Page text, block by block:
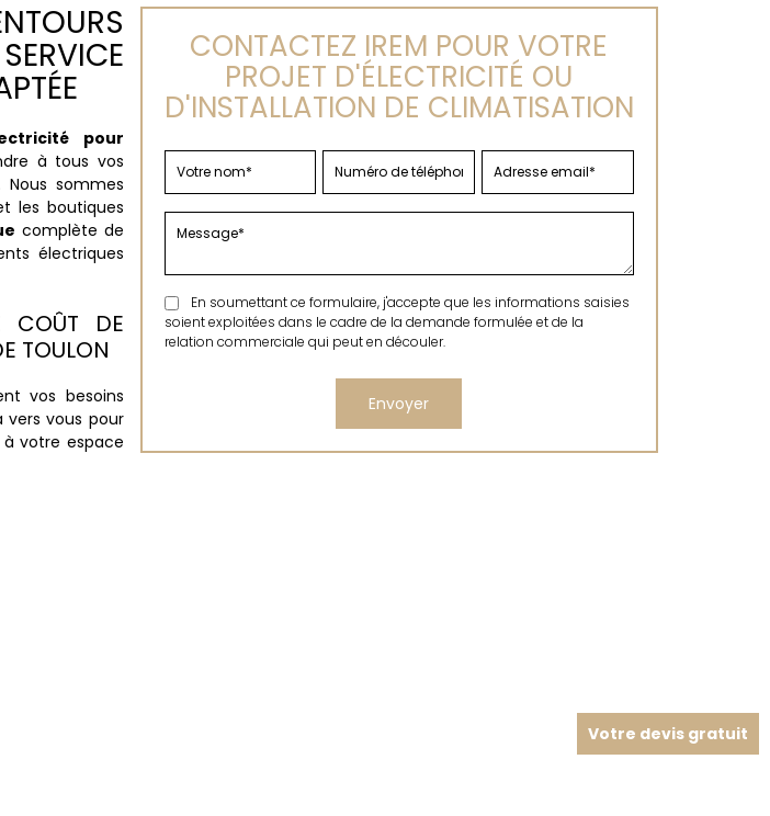
pour
à tous vos
Nous sommes
les boutiques
complète de
électriques
COÛT DE
TOULON
vos besoins
vers vous pour
votre espace
CONTACTEZ IREM POUR VOTRE
PROJET D'ÉLECTRICITÉ OU
D'INSTALLATION DE CLIMATISATION
En soumettant ce formulaire, j'accepte que les informations saisies
soient exploitées dans le cadre de la demande formulée et de la
relation commerciale qui peut en découler.
Votre devis gratuit